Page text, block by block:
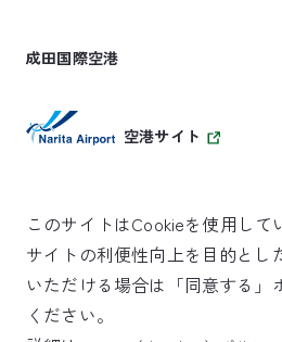
成田国際空港
空港サイト
SKYTRAX
5スターエアポート
このサイトはCookieを使用して
サイトの利便性向上を目的とし
いただける場合は「同意する」
ください。